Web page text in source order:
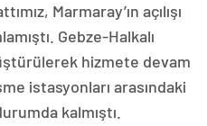
Marmaray’ın açılışı
Gebze-Halkalı
hizmete devam
istasyonları arasındaki
kalmıştı.